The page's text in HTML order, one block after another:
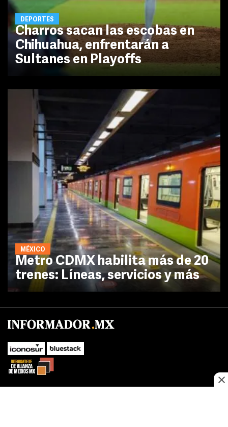
DEPORTES
Charros sacan las escobas en
Chihuahua, enfrentarán a
Sultanes en Playoffs
MÉXICO
Metro CDMX habilita más de 20
trenes: Líneas, servicios y más